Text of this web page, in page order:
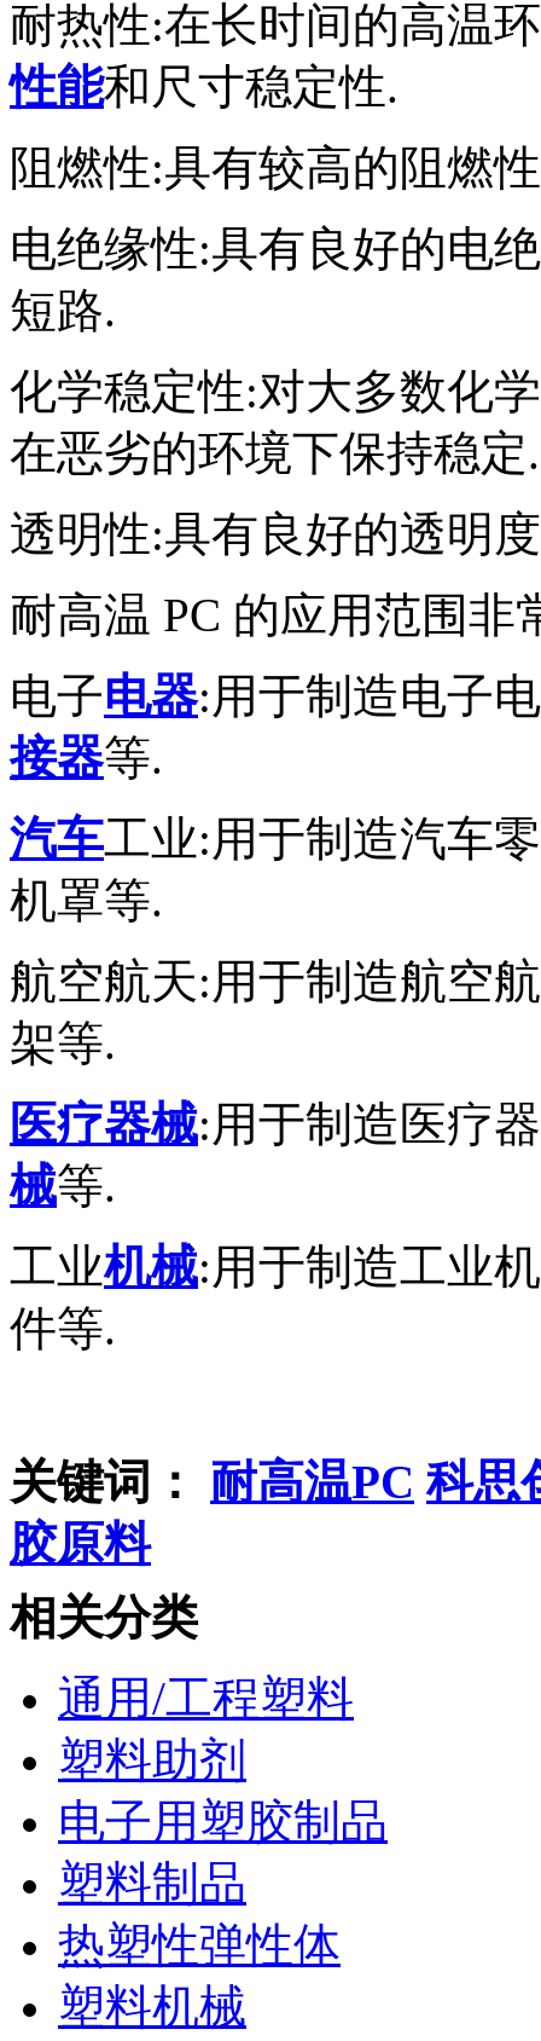
耐热性:在长时间的高温
性能和尺寸稳定性.
阻燃性:具有较高的阻燃
电绝缘性:具有良好的电
短路.
化学稳定性:对大多数化
在恶劣的环境下保持稳定.
透明性:具有良好的透明
耐高温 PC 的应用范围非
电子电器:用于制造电子
接器等.
汽车工业:用于制造汽车
机罩等.
航空航天:用于制造航空
架等.
医疗器械:用于制造医疗
械等.
工业机械:用于制造工业
件等.
关键词： 耐高温PC 科思
胶原料
相关分类
通用/工程塑料
塑料助剂
电子用塑胶制品
塑料制品
热塑性弹性体
塑料机械